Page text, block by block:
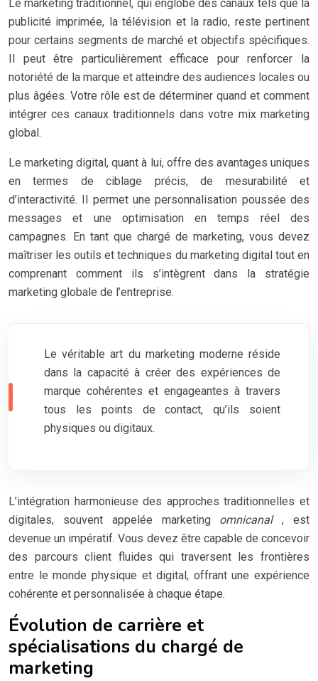
Le marketing traditionnel, qui englobe des canaux tels que la
publicité imprimée, la télévision et la radio, reste pertinent
pour certains segments de marché et objectifs spécifiques.
Il peut être particulièrement efficace pour renforcer la
notoriété de la marque et atteindre des audiences locales ou
plus âgées. Votre rôle est de déterminer quand et comment
intégrer ces canaux traditionnels dans votre mix marketing
global.
Le marketing digital, quant à lui, offre des avantages uniques
en termes de ciblage précis, de mesurabilité et
d’interactivité. Il permet une personnalisation poussée des
messages et une optimisation en temps réel des
campagnes. En tant que chargé de marketing, vous devez
maîtriser les outils et techniques du marketing digital tout en
comprenant comment ils s’intègrent dans la stratégie
marketing globale de l’entreprise.
Le véritable art du marketing moderne réside
dans la capacité à créer des expériences de
marque cohérentes et engageantes à travers
tous les points de contact, qu’ils soient
physiques ou digitaux.
L’intégration harmonieuse des approches traditionnelles et
digitales, souvent appelée marketing omnicanal, est
devenue un impératif. Vous devez être capable de concevoir
des parcours client fluides qui traversent les frontières
entre le monde physique et digital, offrant une expérience
cohérente et personnalisée à chaque étape.
Évolution de carrière et
spécialisations du chargé de
marketing